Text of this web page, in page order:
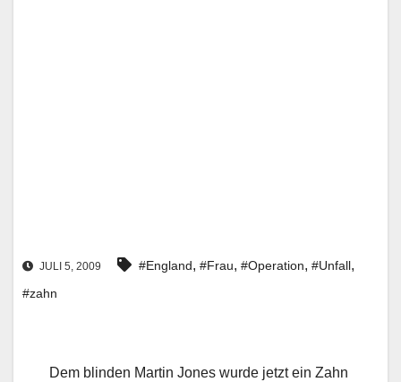
JULI 5, 2009 #England, #Frau, #Operation, #Unfall,
#zahn
Dem blinden Martin Jones wurde jetzt ein Zahn